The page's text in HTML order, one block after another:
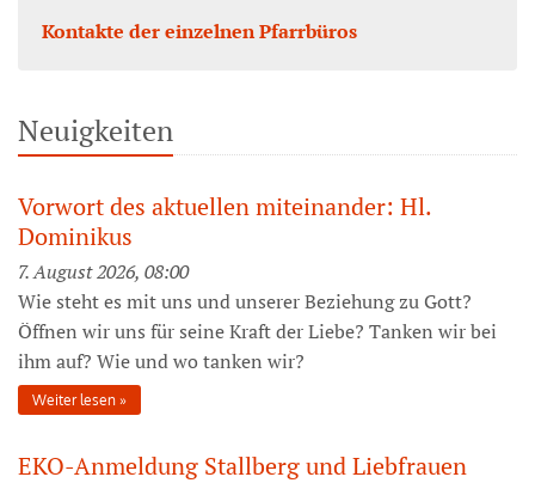
Kontakte der einzelnen Pfarrbüros
Neuigkeiten
Vorwort des aktuellen miteinander: Hl.
Dominikus
7. August 2026, 08:00
Wie steht es mit uns und unserer Beziehung zu Gott?
Öffnen wir uns für seine Kraft der Liebe? Tanken wir bei
ihm auf? Wie und wo tanken wir?
Weiter lesen
EKO-Anmeldung Stallberg und Liebfrauen